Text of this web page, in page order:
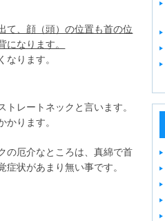
て、顔（頭）の位置も首の位
なります。
なります。
レートネックと言います。
かります。
の厄介なところは、真綿で首
状があまり無い事です。